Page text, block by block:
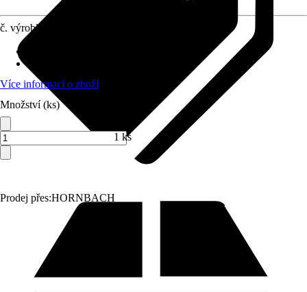
Prodej přes:HORNBACH
č. výrobku
Více informací o zboží
Množství (ks)
1 ks